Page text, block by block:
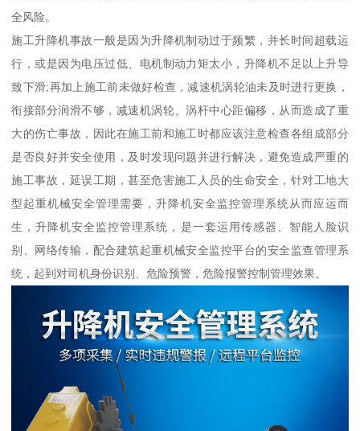
全风险。
施工升降机事故一般是因为升降机制动过于频繁，并长时间超载运
行，或是因为电压过低、电机制动力矩太小，升降机不足以上升导
致下滑;再加上施工前未做好检查，减速机涡轮油未及时进行更换，
衔接部分润滑不够，减速机涡轮、涡杆中心距偏移，从而造成了重
大的伤亡事故，因此在施工前和施工时都应该注意检查各组成部分
是否良好并安全使用，及时发现问题并进行解决，避免造成严重的
施工事故，延误工期，甚至危害施工人员的生命安全，针对工地大
型起重机械安全管理需要，升降机安全监控管理系统从而应运而
生，升降机安全监控管理系统，是一套运用传感器、智能人脸识
别、网络传输，配合建筑起重机械安全监控平台的安全监查管理系
统，起到对司机身份识别、危险预警，危险报警控制管理效果。